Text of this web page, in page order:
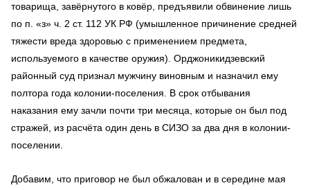
товарища, завёрнутого в ковёр, предъявили обвинение лишь
по п. «з» ч. 2 ст. 112 УК РФ (умышленное причинение средней
тяжести вреда здоровью с применением предмета,
используемого в качестве оружия). Орджоникидзевский
районный суд признал мужчину виновным и назначил ему
полтора года колонии-поселения. В срок отбывания
наказания ему зачли почти три месяца, которые он был под
стражей, из расчёта один день в СИЗО за два дня в колонии-
поселении.
Добавим, что приговор не был обжалован и в середине мая